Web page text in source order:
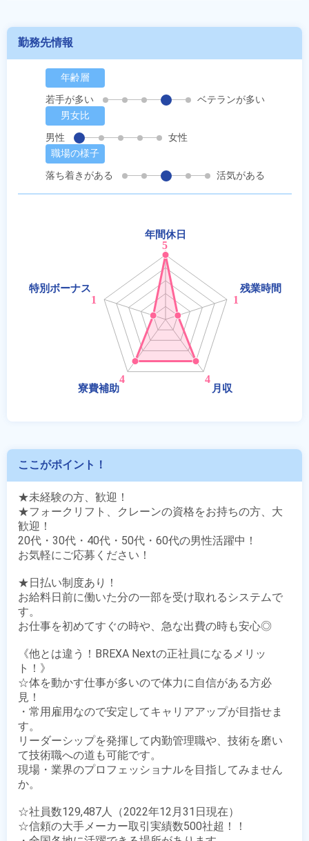
勤務先情報
年齢層
若手が多い
ベテランが多い
男女比
男性
女性
職場の様子
落ち着きがある
活気がある
ここがポイント！
★未経験の方、歓迎！
★フォークリフト、クレーンの資格をお持ちの方、大
歓迎！
20代・30代・40代・50代・60代の男性活躍中！
お気軽にご応募ください！
★日払い制度あり！
お給料日前に働いた分の一部を受け取れるシステムで
す。
お仕事を初めてすぐの時や、急な出費の時も安心◎
《他とは違う！BREXA Nextの正社員になるメリッ
ト！》
☆体を動かす仕事が多いので体力に自信がある方必
見！
・常用雇用なので安定してキャリアアップが目指せま
す。
リーダーシップを発揮して内勤管理職や、技術を磨い
て技術職への道も可能です。
現場・業界のプロフェッショナルを目指してみません
か。
☆社員数129,487人（2022年12月31日現在）
☆信頼の大手メーカー取引実績数500社超！！